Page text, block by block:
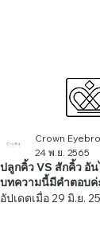
ปลูกคิ้ว VS สักคิ้ว อั
บทความนี้มีคำตอบค่
Crown
24 พ.ย. 2565
อัปเดตเมื่อ29 มิ.ย.